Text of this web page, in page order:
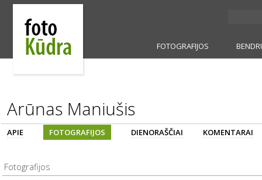
FOTOGRAFIJOS
Arūnas Maniušis
APIE FOTOGRAFIJOS DIENORAŠČIAI KOMENTARAI
Fotografijos